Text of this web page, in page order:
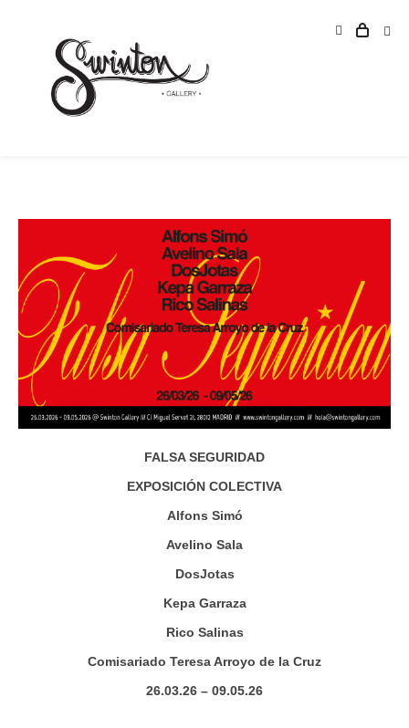
FALSA SEGURIDAD
EXPOSICIÓN COLECTIVA
Alfons Simó
Avelino Sala
DosJotas
Kepa Garraza
Rico Salinas
Comisariado Teresa Arroyo de la Cruz
26.03.26 – 09.05.26